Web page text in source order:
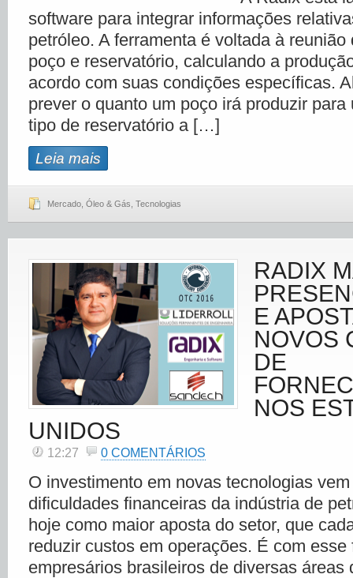
software para integrar informações
petróleo. A ferramenta é voltada à reunião
poço e reservatório, calculando a
acordo com suas condições específicas.
prever o quanto um poço irá produzir para
tipo de reservatório a […]
Leia mais
Mercado Óleo & Gás Tecnologias
RADIX
E
NOVOS
DE
NOS
UNIDOS
12:27 0 COMENTÁRIOS
O investimento em novas tecnologias
dificuldades financeiras da indústria de
hoje como maior aposta do setor, que
reduzir custos em operações. É com esse
empresários brasileiros de diversas áreas